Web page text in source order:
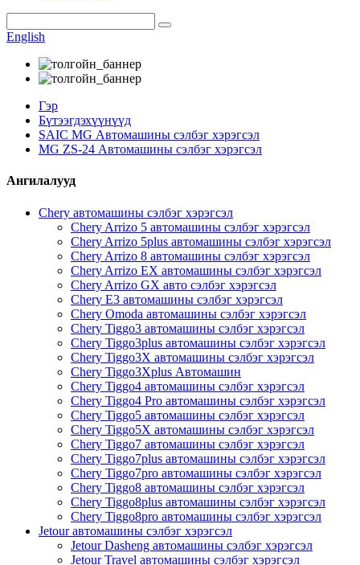
English
Гэр
Бүтээгдэхүүнүүд
SAIC MG Автомашины сэлбэг хэрэгсэл
MG ZS-24 Автомашины сэлбэг хэрэгсэл
Ангилалууд
Chery автомашины сэлбэг хэрэгсэл
Chery Arrizo 5 автомашины сэлбэг хэрэгсэл
Chery Arrizo 5plus автомашины сэлбэг хэрэгсэл
Chery Arrizo 8 автомашины сэлбэг хэрэгсэл
Chery Arrizo EX автомашины сэлбэг хэрэгсэл
Chery Arrizo GX авто сэлбэг хэрэгсэл
Chery E3 автомашины сэлбэг хэрэгсэл
Chery Omoda автомашины сэлбэг хэрэгсэл
Chery Tiggo3 автомашины сэлбэг хэрэгсэл
Chery Tiggo3plus автомашины сэлбэг хэрэгсэл
Chery Tiggo3X автомашины сэлбэг хэрэгсэл
Chery Tiggo3Xplus Автомашин
Chery Tiggo4 автомашины сэлбэг хэрэгсэл
Chery Tiggo4 Pro автомашины сэлбэг хэрэгсэл
Chery Tiggo5 автомашины сэлбэг хэрэгсэл
Chery Tiggo5X автомашины сэлбэг хэрэгсэл
Chery Tiggo7 автомашины сэлбэг хэрэгсэл
Chery Tiggo7plus автомашины сэлбэг хэрэгсэл
Chery Tiggo7pro автомашины сэлбэг хэрэгсэл
Chery Tiggo8 автомашины сэлбэг хэрэгсэл
Chery Tiggo8plus автомашины сэлбэг хэрэгсэл
Chery Tiggo8pro автомашины сэлбэг хэрэгсэл
Jetour автомашины сэлбэг хэрэгсэл
Jetour Dasheng автомашины сэлбэг хэрэгсэл
Jetour Travel автомашины сэлбэг хэрэгсэл